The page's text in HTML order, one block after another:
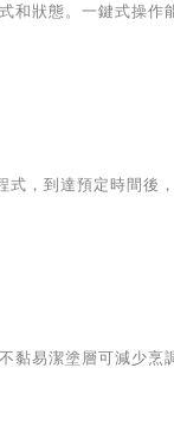
和狀態。一鍵式操作
，到達預定時間
黏易潔塗層可減少